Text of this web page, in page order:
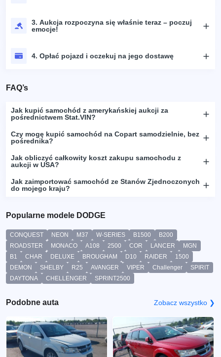
3. Aukcja rozpoczyna się właśnie teraz – poczuj
emocje!
4. Opłać pojazd i oczekuj na jego dostawę
FAQ’s
Jak kupić samochód z amerykańskiej aukcji za
pośrednictwem Stat.VIN?
Czy mogę kupić samochód na Copart samodzielnie, bez
pośrednika?
Jak obliczyć całkowity koszt zakupu samochodu z
aukcji w USA?
Jak zaimportować samochód ze Stanów Zjednoczonych
do mojego kraju?
Popularne modele DODGE
CONQUEST NEON M37 W-SERIES B1500
B200
ROADSTER
MONACO A108 2500 COR LANCER
MGN
B1
CHAR DELUXE BROUGHAM D10 RAIDER
1500
DEMON
SHELBY R25 AVANGER VIPER Challenger
SPIRIT
DAYTONA
CHELLENGER SPRINT2500
Podobne auta Zobacz wszystko ❯